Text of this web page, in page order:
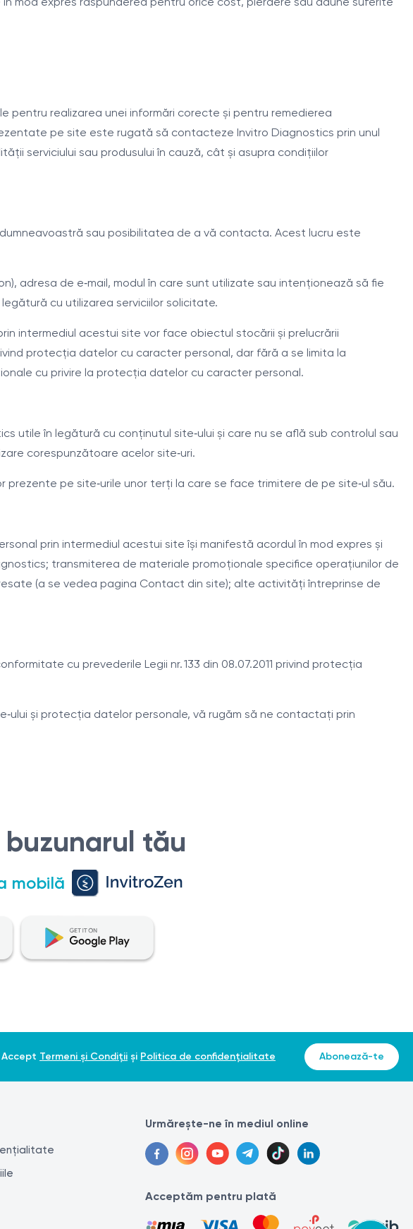
realizarea unei informări corecte și pentru remedierea
pe site este rugată să contacteze Invitro Diagnostics prin unul
serviciului sau produsului în cauză, cât și asupra condițiilor
sau posibilitatea de a vă contacta. Acest lucru este
adresa de e‑mail, modul în care sunt utilizate sau intenționează să fie
cu utilizarea serviciilor solicitate.
intermediul acestui site vor face obiectul stocării și prelucrării
protecția datelor cu caracter personal, dar fără a se limita la
cu privire la protecția datelor cu caracter personal.
utile în legătură cu conținutul site‑ului și care nu se află sub controlul sau
corespunzătoare acelor site‑uri.
pe site‑urile unor terți la care se face trimitere de pe site‑ul său.
prin intermediul acestui site își manifestă acordul în mod expres și
transmiterea de materiale promoționale specifice operațiunilor de
(a se vedea pagina Contact din site); alte activități întreprinse de
cu prevederile Legii nr. 133 din 08.07.2011 privind protecția
și protecția datelor personale, vă rugăm să ne contactați prin
tău
mobilă
Accept Termeni și Condiții și Politica de confidențialitate Abonează-te
Urmărește-ne în mediul online
Acceptăm pentru plată